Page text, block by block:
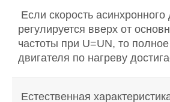
Если скорость асинхронного
регулируется вверх от
частоты при U=UN, то
двигателя по нагреву
Естественная